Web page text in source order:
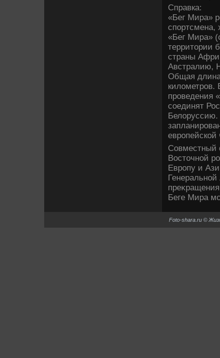
Справка:
«Бег Мира»
спортсмена,
«Бег Мира»
территοрии
страны
Австралию,
Общая
килοметров.
проведения
соединят
Совместный
Востοчной
Европу и
Беге Мира
Foto-shara.ru ©